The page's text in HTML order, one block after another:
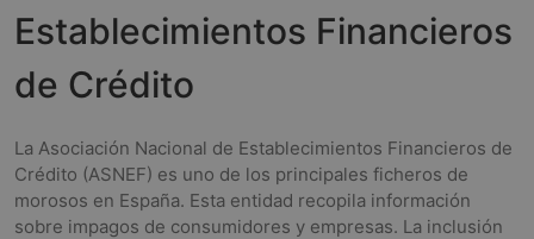
Establecimientos Financieros
de Crédito
La Asociación Nacional de Establecimientos Financieros de
Crédito (ASNEF) es uno de los principales ficheros de
morosos en España. Esta entidad recopila información
sobre impagos de consumidores y empresas. La inclusión